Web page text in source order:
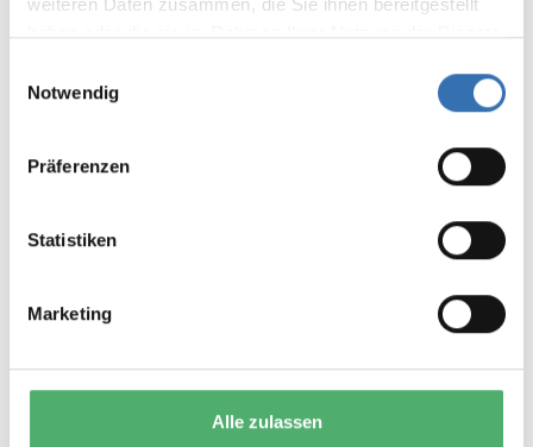
haben oder die sie im Rahmen Ihrer Nutzung der Dienste
Notwendig
Präferenzen
Statistiken
Marketing
Alle zulassen
Erfahrungen mit anderen.
DAS KÖNNTE IHNEN AUCH